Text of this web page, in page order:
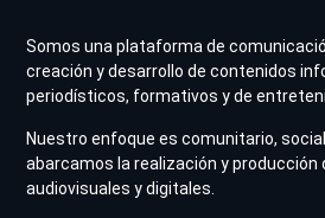
Somos una plataforma de
creación y desarrollo de contenidos
periodísticos, formativos y de
Nuestro enfoque es comunitario,
abarcamos la realización y
audiovisuales y digitales.